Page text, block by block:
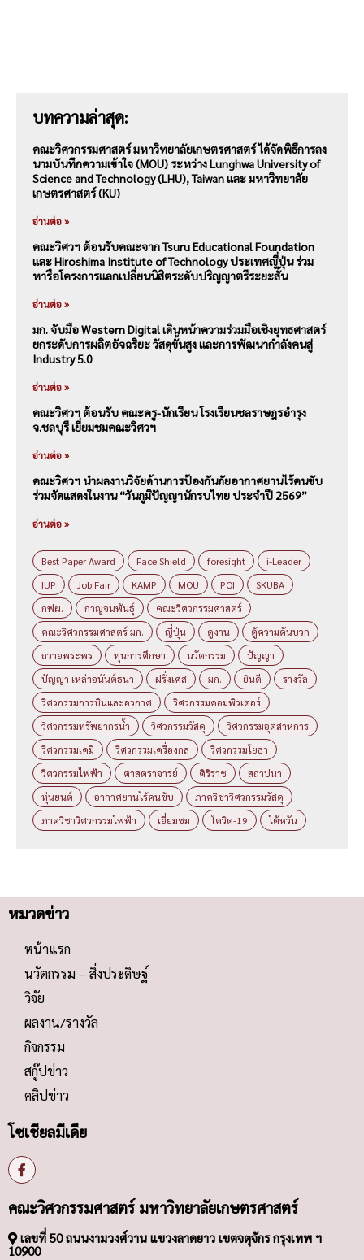
บทความล่าสุด:
คณะวิศวกรรมศาสตร์ มหาวิทยาลัยเกษตรศาสตร์ ได้จัดพิธีการลง
นามบันทึกความเข้าใจ (MOU) ระหว่าง Lunghwa University of
Science and Technology (LHU), Taiwan และ มหาวิทยาลัย
เกษตรศาสตร์ (KU)
อ่านต่อ »
คณะวิศวฯ ต้อนรับคณะจาก Tsuru Educational Foundation
และ Hiroshima Institute of Technology ประเทศญี่ปุ่น ร่วม
หารือโครงการแลกเปลี่ยนนิสิตระดับปริญญาตรีระยะสั้น
อ่านต่อ »
มก. จับมือ Western Digital เดินหน้าความร่วมมือเชิงยุทธศาสตร์
ยกระดับการผลิตอัจฉริยะ วัสดุขั้นสูง และการพัฒนากำลังคนสู่
Industry 5.0
อ่านต่อ »
คณะวิศวฯ ต้อนรับ คณะครู-นักเรียน โรงเรียนชลราษฎรอำรุง
จ.ชลบุรี เยี่ยมชมคณะวิศวฯ
อ่านต่อ »
คณะวิศวฯ นำผลงานวิจัยด้านการป้องกันภัยอากาศยานไร้คนขับ
ร่วมจัดแสดงในงาน “วันภูมิปัญญานักรบไทย ประจำปี 2569”
อ่านต่อ »
Best Paper Award Face Shield foresight
i-Leader
IUP
Job Fair KAMP MOU PQI
SKUBA
กฟผ.
กาญจนพันธุ์
คณะวิศวกรรมศาสตร์
คณะวิศวกรรมศาสตร์ มก.
ญี่ปุ่น ดูงาน
ตู้ความดันบวก
ถวายพระพร
ทุนการศึกษา นวัตกรรม
ปัญญา
ปัญญา เหล่าอนันต์ธนา
ฝรั่งเศส มก. ยินดี
รางวัล
วิศวกรรมการบินและอวกาศ
วิศวกรรมคอมพิวเตอร์
วิศวกรรมทรัพยากรน้ำ
วิศวกรรมวัสดุ
วิศวกรรมอุตสาหการ
วิศวกรรมเคมี
วิศวกรรมเครื่องกล
วิศวกรรมโยธา
วิศวกรรมไฟฟ้า
ศาสตราจารย์ ศิริราช
สถาปนา
หุ่นยนต์
อากาศยานไร้คนขับ
ภาควิชาวิศวกรรมวัสดุ
ภาควิชาวิศวกรรมไฟฟ้า
เยี่ยมชม โควิด-19 ไต้หวัน
หมวดข่าว
หน้าแรก
นวัตกรรม – สิ่งประดิษฐ์
วิจัย
ผลงาน/รางวัล
กิจกรรม
สกู๊ปข่าว
คลิปข่าว
โซเชียลมีเดีย
คณะวิศวกรรมศาสตร์ มหาวิทยาลัยเกษตรศาสตร์
เลขที่ 50 ถนนงามวงศ์วาน แขวงลาดยาว เขตจตุจักร กรุงเทพ ฯ
10900